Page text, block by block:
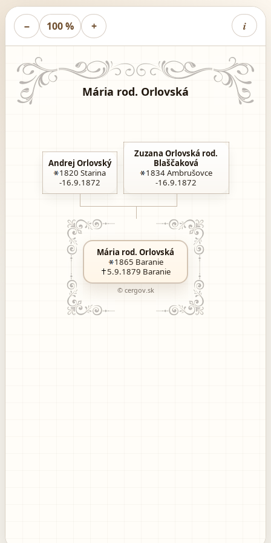
− 100 % + i
Mária rod. Orlovská
Andrej Orlovský
1820 Starina
-16.9.1872
Zuzana Orlovská rod.
Blaščaková
1834Ambrušovce
-16.9.1872
Mária rod. Orlovská
1865 Baranie
5.9.1879 Baranie
© cergov.sk